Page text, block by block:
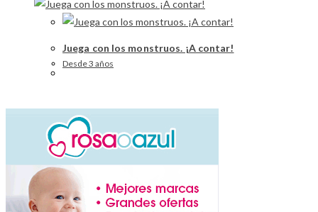
Juega con los monstruos. ¡A contar!
Desde 3 años